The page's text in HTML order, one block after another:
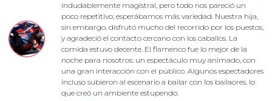
indudablemente magistral, pero todo nos pareció un
poco repetitivo; esperábamos más variedad. Nuestra hija,
sin embargo, disfrutó mucho del recorrido por los puestos,
y agradeció el contacto cercano con los caballos. La
comida estuvo decente. El flamenco fue lo mejor de la
noche para nosotros: un espectáculo muy animado, con
una gran interacción con el público. Algunos espectadores
incluso subieron al escenario a bailar con los bailaores, lo
que creó un ambiente estupendo.